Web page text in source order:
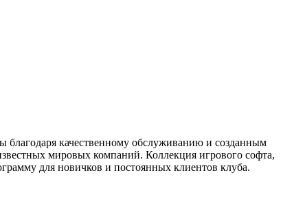
благодаря качественному обслуживанию и созданным
мировых компаний. Коллекция игрового софта,
для новичков и постоянных клиентов клуба.